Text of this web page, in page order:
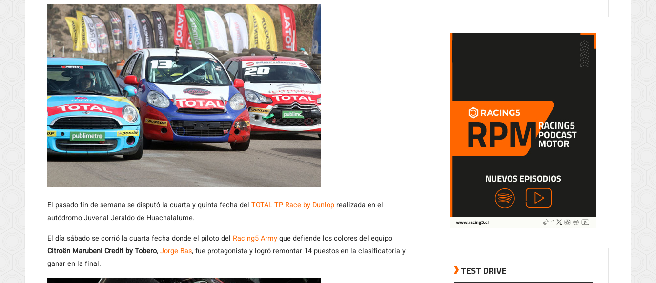
El pasado fin de semana se disputó la cuarta y quinta fecha del TOTAL TP Race by Dunlop realizada en el
autódromo Juvenal Jeraldo de Huachalalume.
El día sábado se corrió la cuarta fecha donde el piloto del Racing5 Armyque defiende los colores del equipo
Citroën Marubeni Credit by Tobero,Jorge Bas, fue protagonista y logró remontar 14 puestos en la clasificatoria y
ganar en la final.
TEST DRIVE